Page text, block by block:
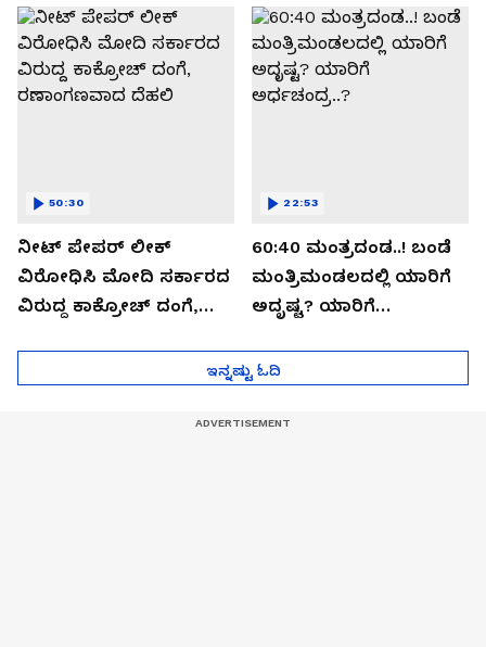
ಸೀಕ್ರೆಟ್?
ನೀಟ್ ಪೇಪರ್ ಲೀಕ್
ವಿರೋಧಿಸಿ ಮೋದಿ ಸರ್ಕಾರದ
ವಿರುದ್ದ ಕಾಕ್ರೋಚ್ ದಂಗೆ,
50:30
60:40 ಮಂತ್ರದಂಡ..! ಬಂಡೆ
ಮಂತ್ರಿಮಂಡಲದಲ್ಲಿ ಯಾರಿಗೆ
ಅದೃಷ್ಟ? ಯಾರಿಗೆ
22:53
ಇನ್ನಷ್ಟು ಓದಿ